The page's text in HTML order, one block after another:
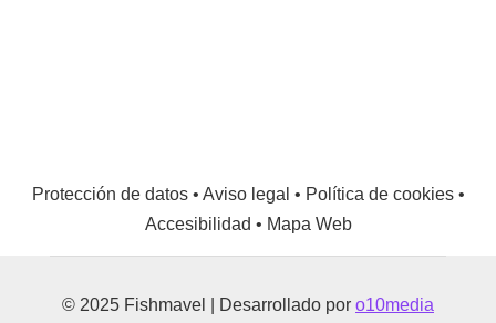
Protección de datos• Aviso legal • Política de cookies•
Accesibilidad • Mapa Web
© 2025 Fishmavel | Desarrollado por o10media